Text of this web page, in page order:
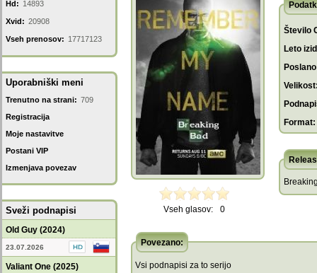
Hd: 14893
Xvid: 20908
Vseh prenosov: 17717123
Uporabniški meni
Trenutno na strani: 709
Registracija
Moje nastavitve
Postani VIP
Izmenjava povezav
Sveži podnapisi
Old Guy (2024)
23.07.2026
Valiant One (2025)
Vseh glasov: 0
Število
Leto
Format:
Povezano:
Vsi podnapisi za to serijo